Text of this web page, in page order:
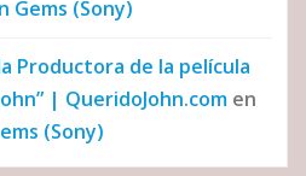
Gems (Sony)
Productora de la película
| QueridoJohn.com en
(Sony)